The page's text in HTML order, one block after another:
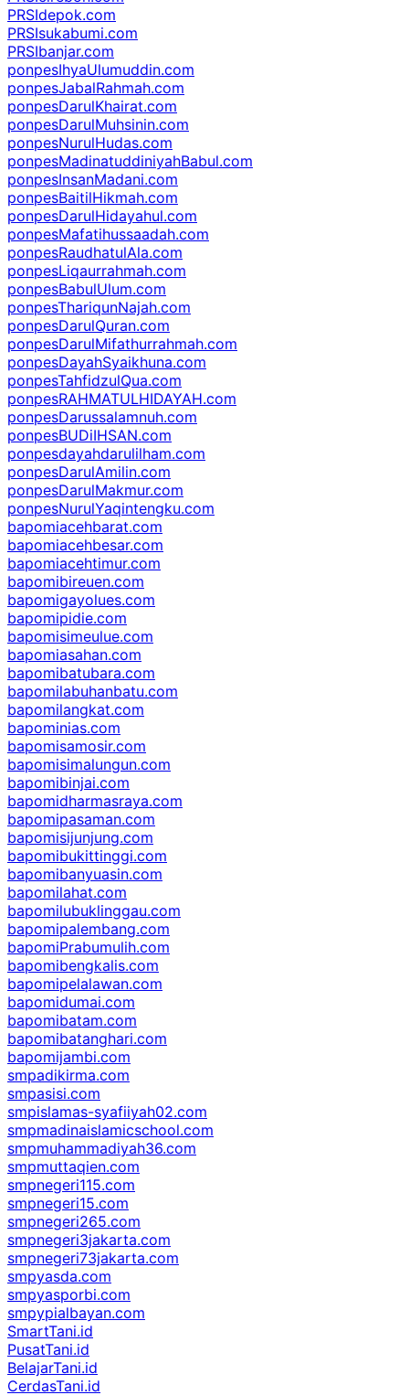
PRSIdepok.com
PRSIsukabumi.com
PRSIbanjar.com
ponpesIhyaUlumuddin.com
ponpesJabalRahmah.com
ponpesDarulKhairat.com
ponpesDarulMuhsinin.com
ponpesNurulHudas.com
ponpesMadinatuddiniyahBabul.com
ponpesInsanMadani.com
ponpesBaitilHikmah.com
ponpesDarulHidayahul.com
ponpesMafatihussaadah.com
ponpesRaudhatulAla.com
ponpesLiqaurrahmah.com
ponpesBabulUlum.com
ponpesThariqunNajah.com
ponpesDarulQuran.com
ponpesDarulMifathurrahmah.com
ponpesDayahSyaikhuna.com
ponpesTahfidzulQua.com
ponpesRAHMATULHIDAYAH.com
ponpesDarussalamnuh.com
ponpesBUDiIHSAN.com
ponpesdayahdarulilham.com
ponpesDarulAmilin.com
ponpesDarulMakmur.com
ponpesNurulYaqintengku.com
bapomiacehbarat.com
bapomiacehbesar.com
bapomiacehtimur.com
bapomibireuen.com
bapomigayolues.com
bapomipidie.com
bapomisimeulue.com
bapomiasahan.com
bapomibatubara.com
bapomilabuhanbatu.com
bapomilangkat.com
bapominias.com
bapomisamosir.com
bapomisimalungun.com
bapomibinjai.com
bapomidharmasraya.com
bapomipasaman.com
bapomisijunjung.com
bapomibukittinggi.com
bapomibanyuasin.com
bapomilahat.com
bapomilubuklinggau.com
bapomipalembang.com
bapomiPrabumulih.com
bapomibengkalis.com
bapomipelalawan.com
bapomidumai.com
bapomibatam.com
bapomibatanghari.com
bapomijambi.com
smpadikirma.com
smpasisi.com
smpislamas-syafiiyah02.com
smpmadinaislamicschool.com
smpmuhammadiyah36.com
smpmuttaqien.com
smpnegeri115.com
smpnegeri15.com
smpnegeri265.com
smpnegeri3jakarta.com
smpnegeri73jakarta.com
smpyasda.com
smpyasporbi.com
smpypialbayan.com
SmartTani.id
PusatTani.id
BelajarTani.id
CerdasTani.id